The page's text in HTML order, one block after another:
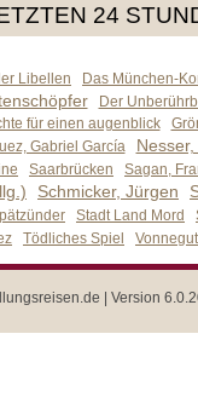
24
Libellen Das München-
Der
für einen augenblick
Gabriel García
Saarbrücken
Sagan,
Schmicker, Jürgen
Stadt Land Mord
Tödliches Spiel
| Version